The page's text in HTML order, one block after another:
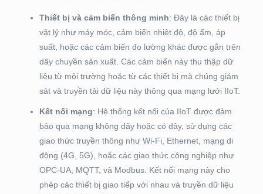
Thiết bị và cảm biến thông minh: Đây là các thiết bị
vật lý như máy móc, cảm biến nhiệt độ, độ ẩm, áp
suất, hoặc các cảm biến đo lường khác được gắn trên
dây chuyền sản xuất. Các cảm biến này thu thập dữ
liệu từ môi trường hoặc từ các thiết bị mà chúng giám
sát và truyền tải dữ liệu này thông qua mạng lưới IIoT.
Kết nối mạng: Hệ thống kết nối của IIoT được đảm
bảo qua mạng không dây hoặc có dây, sử dụng các
giao thức truyền thông như Wi-Fi, Ethernet, mạng di
động (4G, 5G), hoặc các giao thức công nghiệp như
OPC-UA, MQTT, và Modbus. Kết nối mạng này cho
phép các thiết bị giao tiếp với nhau và truyền dữ liệu